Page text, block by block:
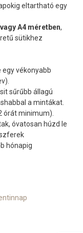
eltartható egy
A4 méretben,
sütikhez
egy vékonyabb
sűrűbb állagú
a mintákat.
órát minimum).
óvatosan húzd le
hónapig